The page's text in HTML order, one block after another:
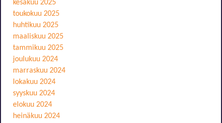
kesäkuu 2025
toukokuu 2025
huhtikuu 2025
maaliskuu 2025
tammikuu 2025
joulukuu 2024
marraskuu 2024
lokakuu 2024
syyskuu 2024
elokuu 2024
heinäkuu 2024